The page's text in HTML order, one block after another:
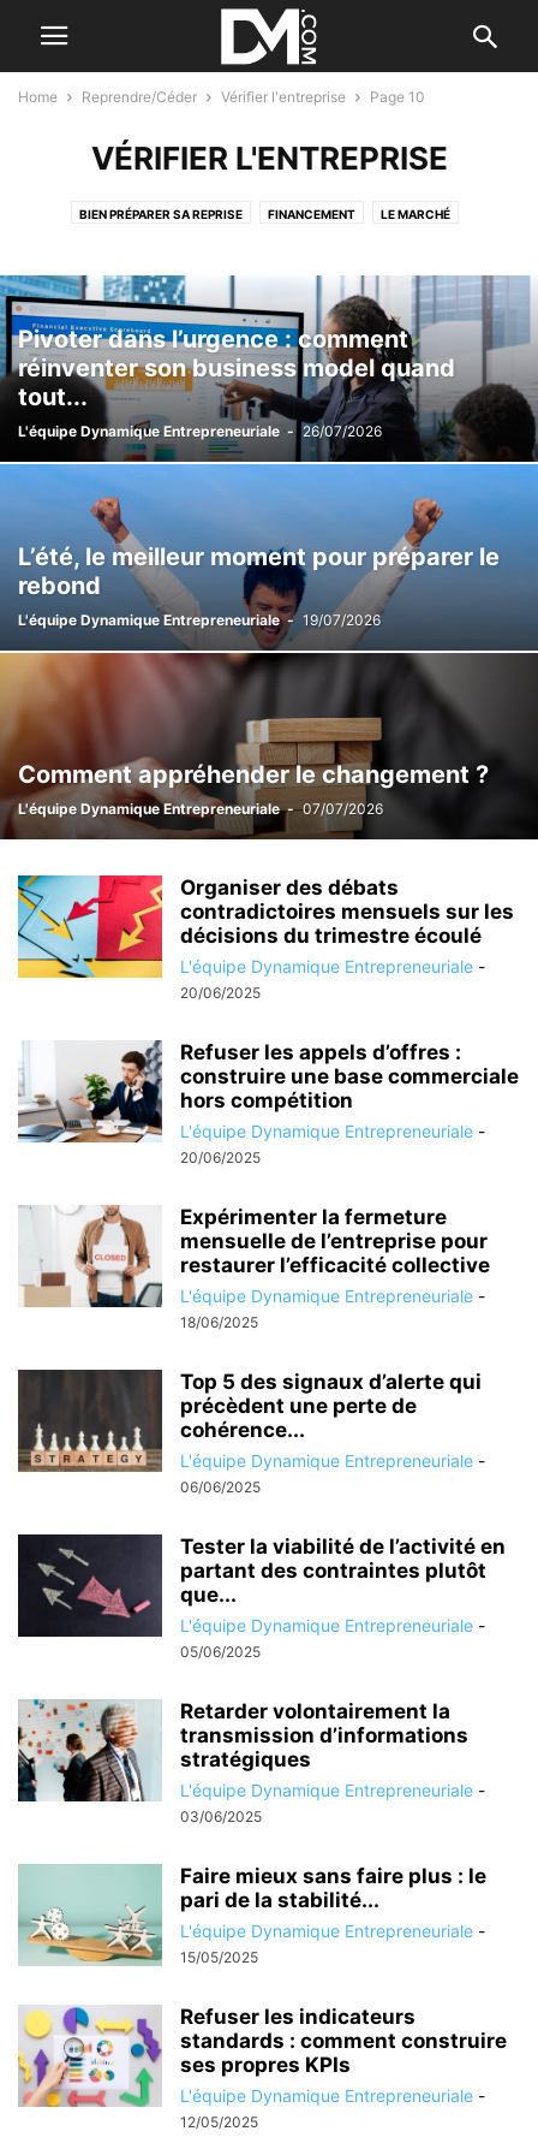
Home Reprendre/Céder Vérifier l'entreprise Page 10
VÉRIFIER L'ENTREPRISE
BIEN PRÉPARER SA REPRISE FINANCEMENT LE MARCHÉ
Pivoter dans l’urgence : comment
réinventer son business model quand
tout...
L'équipe Dynamique Entrepreneuriale - 26/07/2026
L’été, le meilleur moment pour préparer le
rebond
L'équipe Dynamique Entrepreneuriale - 19/07/2026
Comment appréhender le changement ?
L'équipe Dynamique Entrepreneuriale - 07/07/2026
Organiser des débats
contradictoires mensuels sur les
décisions du trimestre écoulé
L'équipe Dynamique Entrepreneuriale -
20/06/2025
Refuser les appels d’offres :
construire une base commerciale
hors compétition
L'équipe Dynamique Entrepreneuriale -
20/06/2025
Expérimenter la fermeture
mensuelle de l’entreprise pour
restaurer l’efficacité collective
L'équipe Dynamique Entrepreneuriale -
18/06/2025
Top 5 des signaux d’alerte qui
précèdent une perte de
cohérence...
L'équipe Dynamique Entrepreneuriale -
06/06/2025
Tester la viabilité de l’activité en
partant des contraintes plutôt
que...
L'équipe Dynamique Entrepreneuriale -
05/06/2025
Retarder volontairement la
transmission d’informations
stratégiques
L'équipe Dynamique Entrepreneuriale -
03/06/2025
Faire mieux sans faire plus : le
pari de la stabilité...
L'équipe Dynamique Entrepreneuriale -
15/05/2025
Refuser les indicateurs
standards : comment construire
ses propres KPIs
L'équipe Dynamique Entrepreneuriale -
12/05/2025